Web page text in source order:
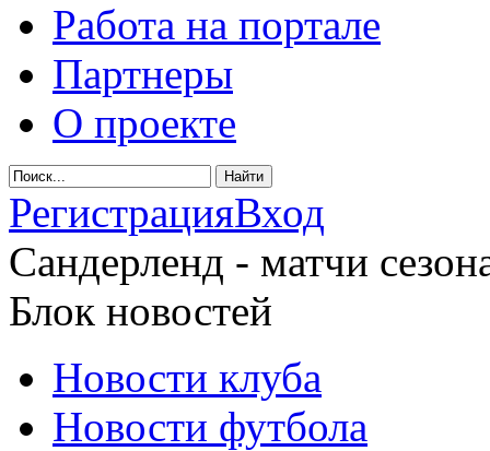
Работа на портале
Партнеры
О проекте
РегистрацияВход
Сандерленд - матчи
Блок новостей
Новости клуба
Новости футбола